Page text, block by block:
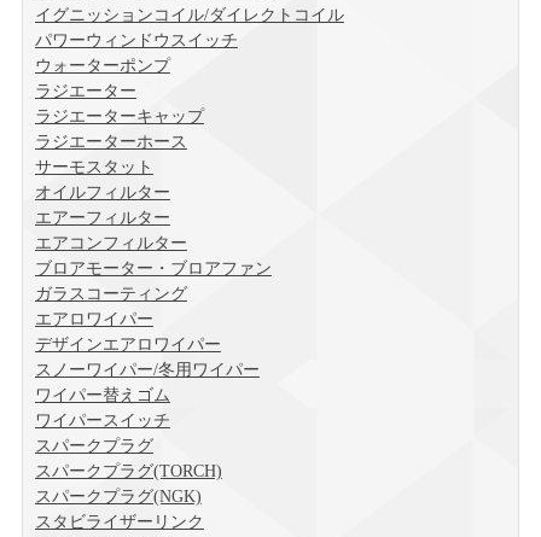
イグニッションコイル/ダイレクトコイル
パワーウィンドウスイッチ
ウォーターポンプ
ラジエーター
ラジエーターキャップ
ラジエーターホース
サーモスタット
オイルフィルター
エアーフィルター
エアコンフィルター
ブロアモーター・ブロアファン
ガラスコーティング
エアロワイパー
デザインエアロワイパー
スノーワイパー/冬用ワイパー
ワイパー替えゴム
ワイパースイッチ
スパークプラグ
スパークプラグ(TORCH)
スパークプラグ(NGK)
スタビライザーリンク